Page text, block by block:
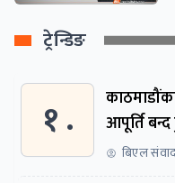
ट्रेन्डिङ
१ .
आपूर्ति
बिएल